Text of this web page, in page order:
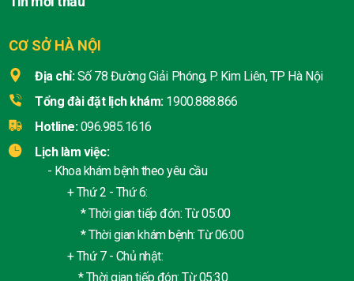
CƠ SỞ HÀ NỘI
Địa chỉ: Số 78 Đường Giải Phóng, P. Kim Liên, TP Hà Nội
Tổng đài đặt lịch khám: 1900.888.866
Hotline: 096.985.1616
Lịch làm việc:
- Khoa khám bệnh theo yêu cầu
+ Thứ 2 - Thứ 6:
* Thời gian tiếp đón: Từ 05:00
* Thời gian khám bệnh: Từ 06:00
+ Thứ 7 - Chủ nhật:
* Thời gian tiếp đón: Từ 05:30